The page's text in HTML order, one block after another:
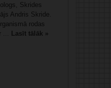
Skrides
Andris Skride.
rodas
... Lasīt tālāk »